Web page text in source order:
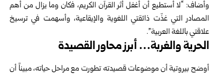
وأضاف: “لا أستطيع أن أغفل أثر القرآن الكريم، فكان وما يزال من أهم
المصادر التي غذّت ذائقتي اللغوية والإيقاعية، وأسهمت في ترسيخ
علاقتي باللغة العربية”.
الحرية والغربة… أبرز محاور القصيدة
أوضح بيروتية أن موضوعات قصيدته تطورت مع مراحل حياته، مبيناً أن